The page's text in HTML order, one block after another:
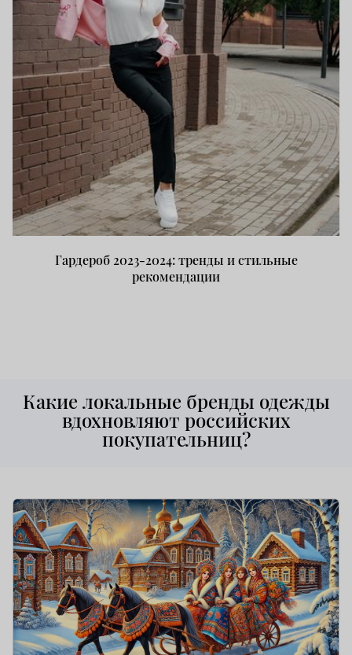
Гардероб 2023-2024: тренды и стильные
рекомендации
Какие локальные бренды одежды
вдохновляют российских
покупательниц?